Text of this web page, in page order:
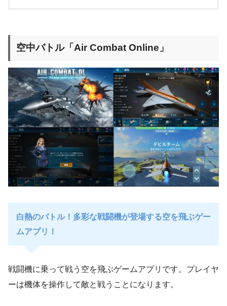
空中バトル「Air Combat Online」
白熱のバトル！多彩な戦闘機が登場する空を飛ぶゲー
ムアプリ！
戦闘機に乗って戦う空を飛ぶゲームアプリです。プレイヤ
ーは機体を操作して敵と戦うことになります。